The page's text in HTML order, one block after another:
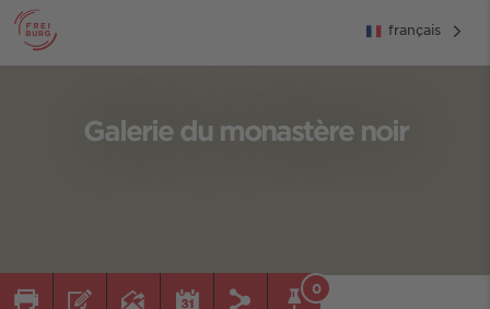
français
Galerie du monastère noir
0